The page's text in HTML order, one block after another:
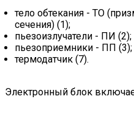
тело обтекания - ТО
сечения) (1);
пьезоизлучатели - ПИ (2);
пьезоприемники - ПП (3);
термодатчик (7).
Электронный блок